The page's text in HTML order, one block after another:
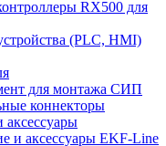
RX500 для
(PLC, HMI)
для монтажа СИП
коннекторы
и аксессуары EKF-Line